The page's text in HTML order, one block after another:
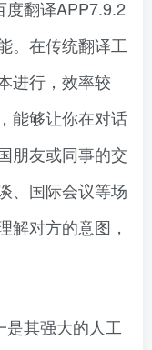
度翻译APP7.9.2
。在传统翻译工
进行，效率较
能够让你在对话
朋友或同事的交
、国际会议等场
解对方的意图，
是其强大的人工